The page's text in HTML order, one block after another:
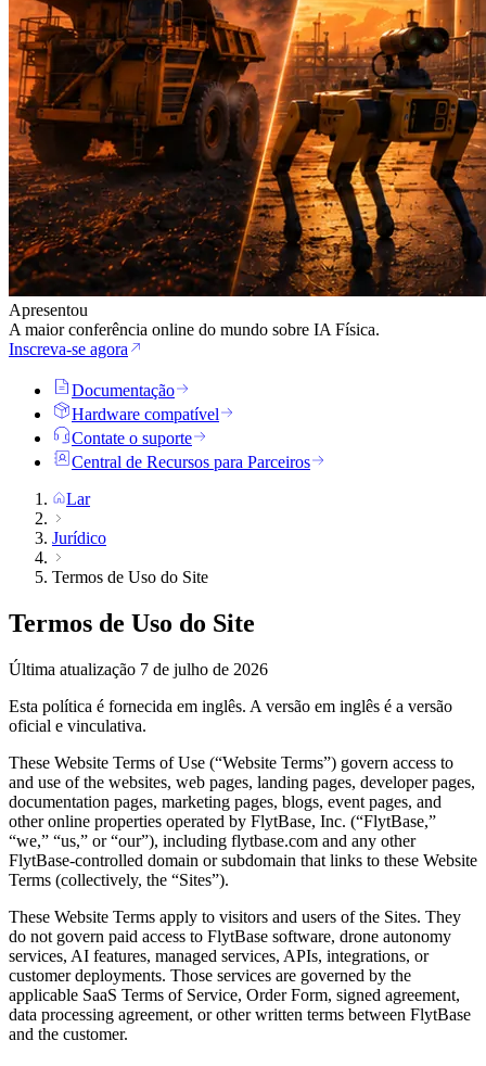
Apresentou
A maior conferência online do mundo sobre IA Física.
Inscreva-se agora
Documentação
Hardware compatível
Contate o suporte
Central de Recursos para Parceiros
Lar
Jurídico
Termos de Uso do Site
Termos de Uso do Site
Última atualização 7 de julho de 2026
Esta política é fornecida em inglês. A versão em inglês é a versão
oficial e vinculativa.
These Website Terms of Use (“Website Terms”) govern access to
and use of the websites, web pages, landing pages, developer pages,
documentation pages, marketing pages, blogs, event pages, and
other online properties operated by FlytBase, Inc. (“FlytBase,”
“we,” “us,” or “our”), including flytbase.com and any other
FlytBase-controlled domain or subdomain that links to these Website
Terms (collectively, the “Sites”).
These Website Terms apply to visitors and users of the Sites. They
do not govern paid access to FlytBase software, drone autonomy
services, AI features, managed services, APIs, integrations, or
customer deployments. Those services are governed by the
applicable SaaS Terms of Service, Order Form, signed agreement,
data processing agreement, or other written terms between FlytBase
and the customer.